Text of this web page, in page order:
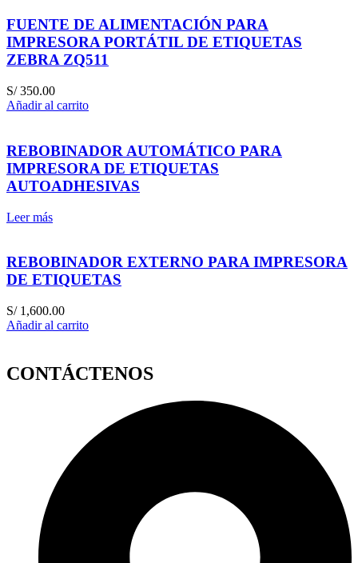
FUENTE DE ALIMENTACIÓN PARA
IMPRESORA PORTÁTIL DE ETIQUETAS
ZEBRA ZQ511
S/350.00
Añadir al carrito
REBOBINADOR AUTOMÁTICO PARA
IMPRESORA DE ETIQUETAS
AUTOADHESIVAS
Leer más
REBOBINADOR EXTERNO PARA IMPRESORA
DE ETIQUETAS
S/1,600.00
Añadir al carrito
CONTÁCTENOS